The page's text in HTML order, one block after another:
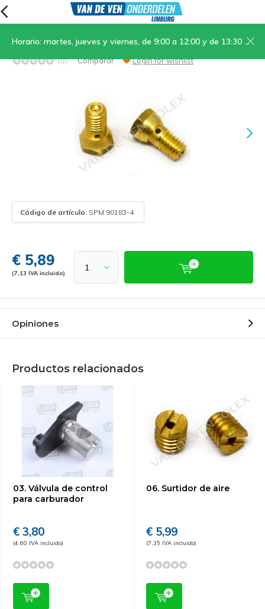
Horario: martes, jueves y viernes, de 9:00 a 12:00 y de 13:30 a 17:00; sábados, de 9:00 a 12:00
14. Chicle de combustible tamaño 29
(0) Comparar Login for wishlist
Código de artículo: SPM 90183-4
€ 5,89
(7,13 IVA incluido)
Opiniones
Productos relacionados
03. Válvula de control
para carburador
€ 3,80
(4,60 IVA incluido)
06. Surtidor de aire
€ 5,99
(7,25 IVA incluido)